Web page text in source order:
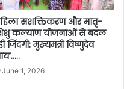
सशक्तिकरण और मातृ-
कल्याण योजनाओं से बदल
जिंदगी: मुख्यमंत्री विष्णुदेव
June 1, 2026